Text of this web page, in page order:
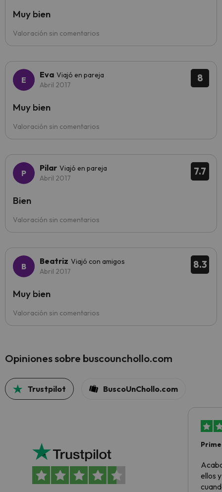
Valoración sin comentarios
Muy bien
8
Eva Viajó en pareja
Abril 2017
Valoración sin comentarios
Muy bien
7.7
Pilar Viajó en pareja
Abril 2017
Valoración sin comentarios
Bien
8.3
Beatriz Viajó con amigos
Abril 2017
Valoración sin comentarios
Muy bien
Opiniones sobre buscounchollo.com
Trustpilot BuscoUnChollo.com
ellos